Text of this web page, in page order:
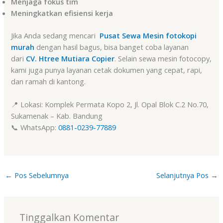
Meningkatkan efisiensi kerja
Jika Anda sedang mencari Pusat Sewa Mesin fotokopi
murah dengan hasil bagus, bisa banget coba layanan
dari CV. Htree Mutiara Copier. Selain sewa mesin fotocopy,
kami juga punya layanan cetak dokumen yang cepat, rapi,
dan ramah di kantong.
📍 Lokasi: Komplek Permata Kopo 2, Jl. Opal Blok C.2 No.70,
Sukamenak – Kab. Bandung
📞 WhatsApp:0881-0239-77889
← Pos Sebelumnya Selanjutnya Pos →
Tinggalkan Komentar